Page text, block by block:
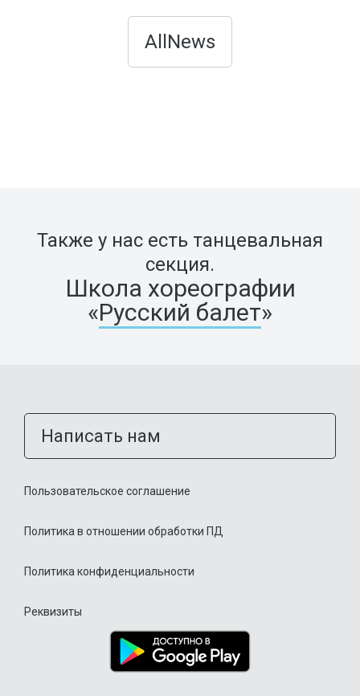
AllNews
Также у нас есть танцевальная
секция.
Школа хореографии
«Русский балет»
Написать нам
Пользовательское соглашение
Политика в отношении обработки ПД
Политика конфиденциальности
Реквизиты